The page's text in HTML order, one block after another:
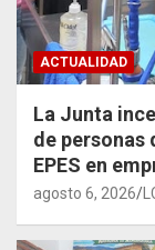
ACTUALIDAD
La Junta
de personas
EPES en
agosto 6, 2026